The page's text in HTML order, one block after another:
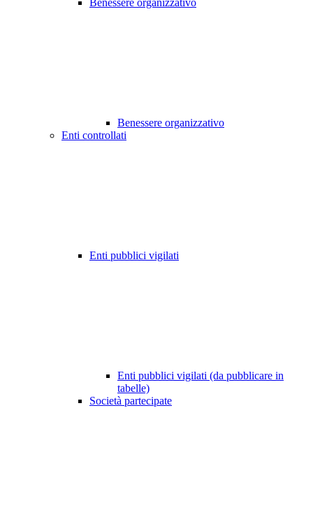
Benessere organizzativo
Benessere organizzativo
Enti controllati
Enti pubblici vigilati
Enti pubblici vigilati (da pubblicare in
tabelle)
Società partecipate